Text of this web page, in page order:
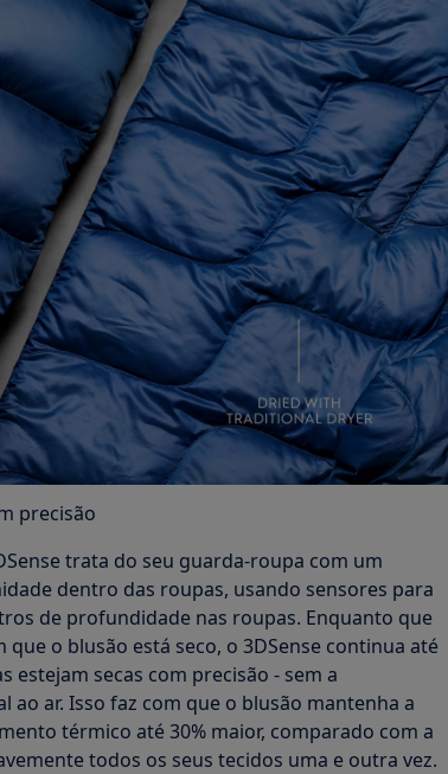
precisão
trata do seu guarda-roupa com um
dentro das roupas, usando sensores para
de profundidade nas roupas. Enquanto que
o blusão está seco, o 3DSense continua até
estejam secas com precisão - sem a
ao ar. Isso faz com que o blusão mantenha a
térmico até 30% maior, comparado com a
todos os seus tecidos uma e outra vez.